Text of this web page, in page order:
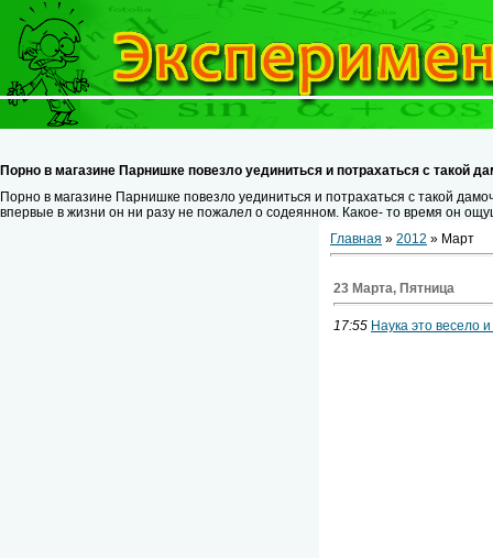
Порно в магазине Парнишке повезло уединиться и потрахаться с такой
Порно в магазине Парнишке повезло уединиться и потрахаться с такой
впервые в жизни он ни разу не пожалел о содеянном. Какое- то время он
Главная » 2012 » Март
23 Марта, Пятница
17:55 Наука это весело